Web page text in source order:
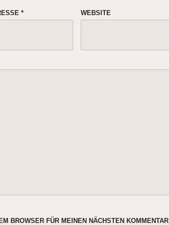
* WEBSITE
BROWSER FÜR MEINEN NÄCHSTEN KOMMENTAR